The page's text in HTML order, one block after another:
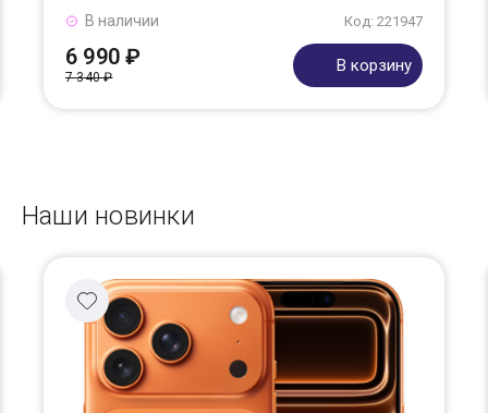
Код: 221947
В наличии
6 990 ₽
7 340 ₽
В корзину
Наши новинки